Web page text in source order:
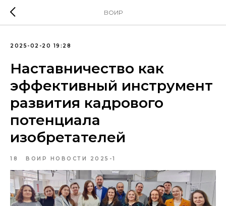
ВОИР
2025-02-20 19:28
Наставничество как
эффективный инструмент
развития кадрового
потенциала
изобретателей
18 ВОИР НОВОСТИ 2025-1